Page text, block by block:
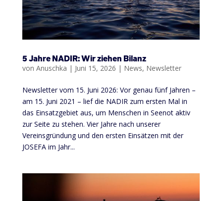
5 Jahre NADIR: Wir ziehen Bilanz
von Anuschka | Juni 15, 2026 | News, Newsletter
Newsletter vom 15. Juni 2026: Vor genau fünf Jahren –
am 15. Juni 2021 – lief die NADIR zum ersten Mal in
das Einsatzgebiet aus, um Menschen in Seenot aktiv
zur Seite zu stehen. Vier Jahre nach unserer
Vereinsgründung und den ersten Einsätzen mit der
JOSEFA im Jahr...